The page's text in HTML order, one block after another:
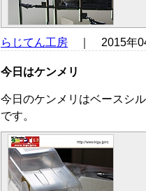
らじてん工房 ｜ 2015年
今日はケンメリ
今日のケンメリはベースシ
です。